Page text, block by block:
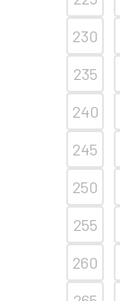
230
235
240
245
250
255
260